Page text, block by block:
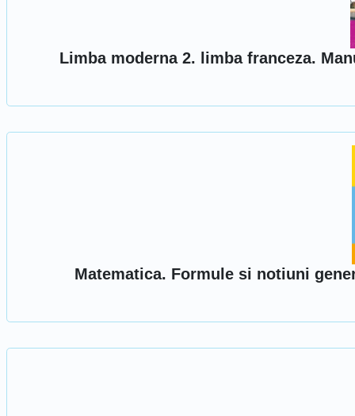
Limba moderna 2. limba franceza.
Matematica. Formule si notiuni